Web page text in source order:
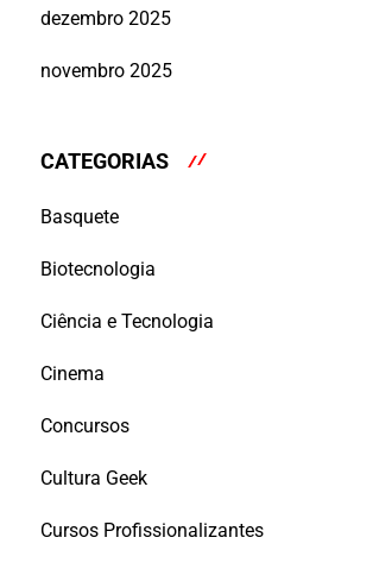
dezembro 2025
novembro 2025
CATEGORIAS
Basquete
Biotecnologia
Ciência e Tecnologia
Cinema
Concursos
Cultura Geek
Cursos Profissionalizantes